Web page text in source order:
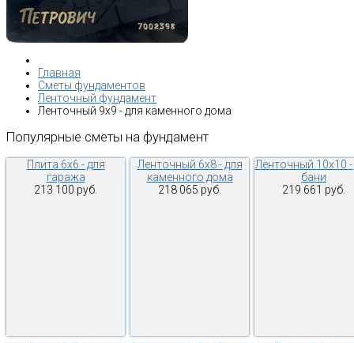
Главная
Сметы фундаментов
Ленточный фундамент
Ленточный 9х9 - для каменного дома
Популярные сметы на фундамент
Плита 6х6 - для
гаража
213 100 руб.
Ленточный 6х8 - для
каменного дома
218 065 руб.
Ленточный 10х10 -
бани
219 661 руб.